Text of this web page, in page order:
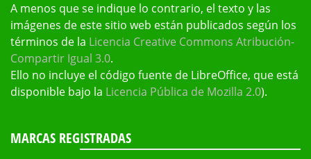
A menos que se indique lo contrario, el texto y las
imágenes de este sitio web están publicados según los
términos de la Licencia Creative Commons Atribución-
Compartir Igual 3.0.
Ello no incluye el código fuente de LibreOffice, que está
disponible bajo la Licencia Pública de Mozilla 2.0).
MARCAS REGISTRADAS